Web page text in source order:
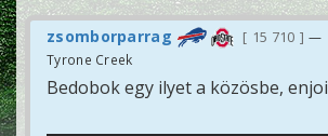
zsomborparrag 15 710
—
Tyrone Creek
Bedobok egy ilyet a közösbe, enjoi